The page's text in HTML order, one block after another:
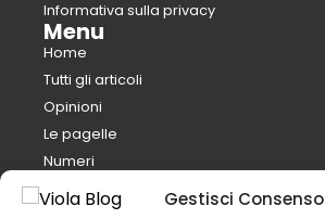
Gestisci Consenso
Informativa sulla privacy
Menu
Home
Tutti gli articoli
Opinioni
Le pagelle
Numeri
Analisi